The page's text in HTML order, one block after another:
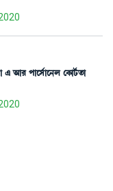
& "à¹ šàìÎ¢àì>º ëA¡ài¢¡t¡à